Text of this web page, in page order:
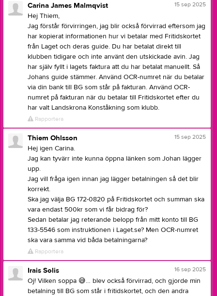
15 sep 2025
Carina James Malmqvist
Hej Thiem,
Jag förstår förvirringen, jag blir också förvirrad eftersom jag
har kopierat informationen hur vi betalar med Fritidskortet
från Laget och deras guide. Du har betalat direkt till
klubben tidigare och inte använt den utskickade avin. Jag
har själv fyllt i lagets faktura att du har betalat manuellt. Så
Johans guide stämmer. Använd OCR-numret när du betalar
via din bank till BG som står på fakturan. Använd OCR-
numret på fakturan när du betalar till Fritidskortet efter du
har valt Landskrona Konståkning som klubb.
Rapportera
15 sep 2025
Thiem Ohlsson
Hej igen Carina.
Jag kan tyvärr inte kunna öppna länken som Johan lägger
upp.
Jag vill fråga igen innan jag lägger betalningen så det blir
korrekt.
Ska jag välja BG 172-0820 på Fritidskortet och summan ska
vara endast 500kr som vi får bidrag för?
Sedan betalar jag reterande belopp från mitt konto till BG
133-5546 som instruktionen i Laget.se? Men OCR-numret
ska vara samma vid båda betalningarna?
Rapportera
16 sep 2025
Irais Solis
Oj! Vilken soppa 😅… blev också förvirrad, och gjorde min
betalning till BG som står i fritidskortet, och den andra